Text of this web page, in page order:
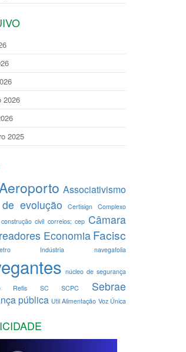
2026
2025
Associativismo
evolução Certisign Complexo
construção civil correios; cep Câmara
Economia Facisc
Indústria navegafolia
núcleo de segurança
Refis SC SCPC Sebrae
pública Util Alimentação Voz Única